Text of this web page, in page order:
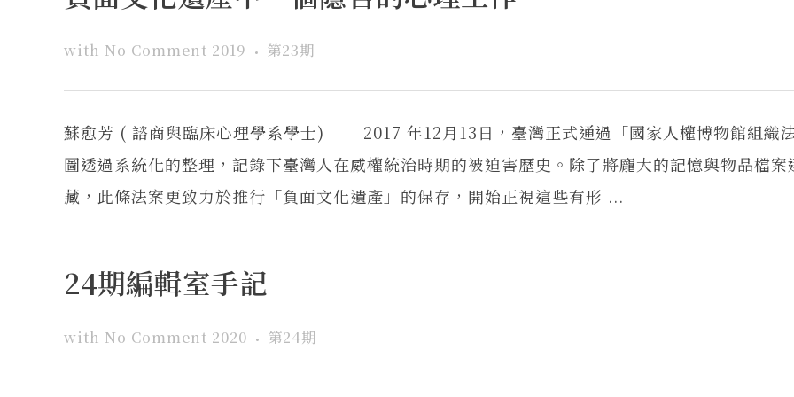
with No Comment 2019 第23期
蘇愈芳 ( 諮商與臨床心理學系學士) 2017 年12月13日，臺灣正式通過「國家人權博物館組織
圖透過系統化的整理，記錄下臺灣人在威權統治時期的被迫害歷史。除了將龐大的記憶與物品檔案
藏，此條法案更致力於推行「負面文化遺產」的保存，開始正視這些有形 ...
24期編輯室手記
with No Comment 2020 第24期